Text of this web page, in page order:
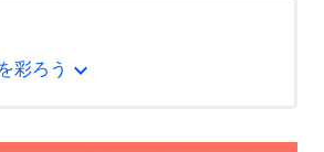
彩ろう expand_more